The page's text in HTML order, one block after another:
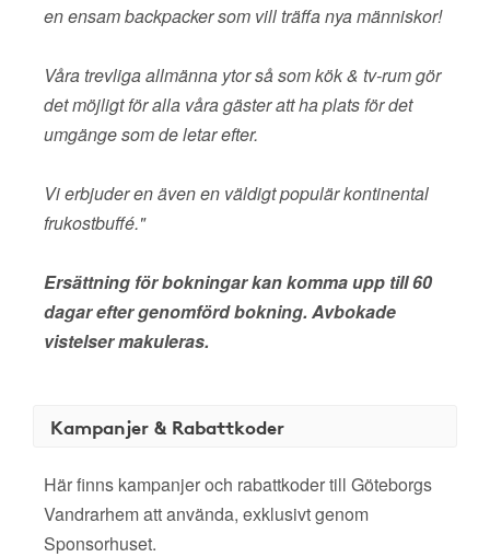
en ensam backpacker som vill träffa nya människor!
Våra trevliga allmänna ytor så som kök & tv-rum gör
det möjligt för alla våra gäster att ha plats för det
umgänge som de letar efter.
Vi erbjuder en även en väldigt populär kontinental
frukostbuffé."
Ersättning för bokningar kan komma upp till 60
dagar efter genomförd bokning. Avbokade
vistelser makuleras.
Kampanjer & Rabattkoder
Här finns kampanjer och rabattkoder till Göteborgs
Vandrarhem att använda, exklusivt genom
Sponsorhuset.